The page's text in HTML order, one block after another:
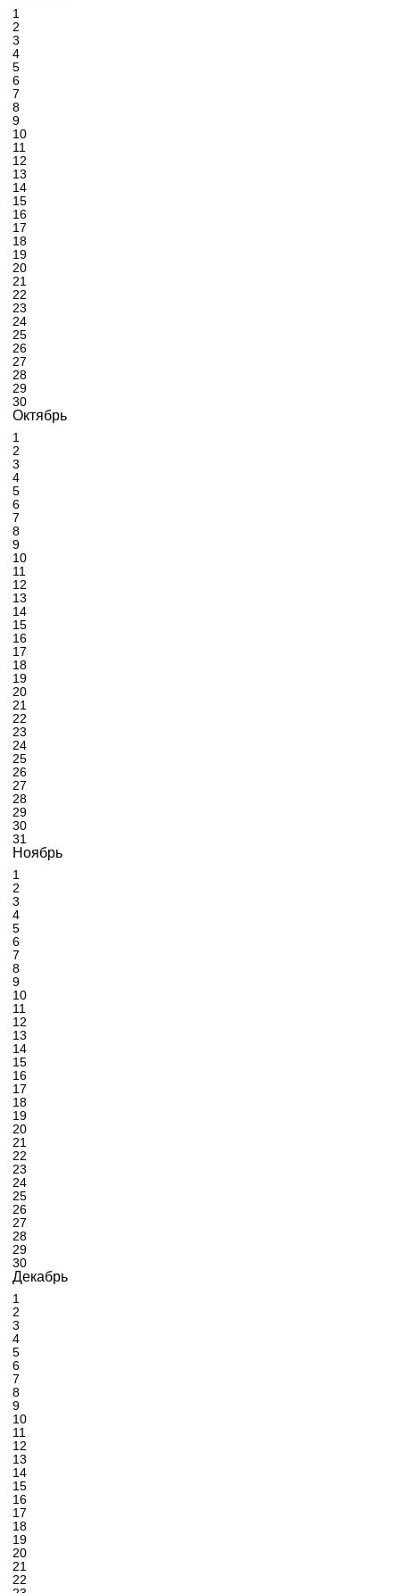
1
2
3
4
5
6
7
8
9
10
11
12
13
14
15
16
17
18
19
20
21
22
23
24
25
26
27
28
29
30
Октябрь
1
2
3
4
5
6
7
8
9
10
11
12
13
14
15
16
17
18
19
20
21
22
23
24
25
26
27
28
29
30
31
Ноябрь
1
2
3
4
5
6
7
8
9
10
11
12
13
14
15
16
17
18
19
20
21
22
23
24
25
26
27
28
29
30
Декабрь
1
2
3
4
5
6
7
8
9
10
11
12
13
14
15
16
17
18
19
20
21
22